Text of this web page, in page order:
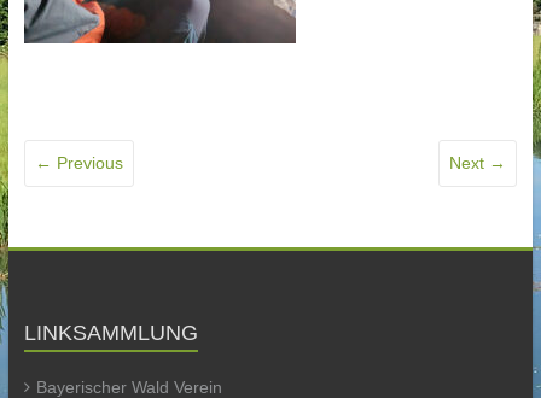
← Previous Next →
LINKSAMMLUNG
Bayerischer Wald Verein